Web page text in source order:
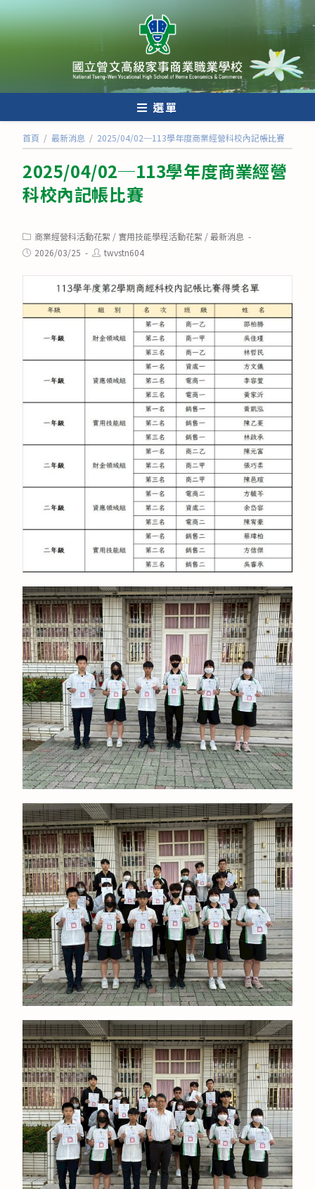
跳
轉
至
內
選單
首頁 / 最新消息 / 2025/04/02─113學年度商業經營科校內記帳比賽
2025/04/02─113學年度商業經營
科校內記帳比賽
Post
category:
商業經營科活動花絮 / 實用技能學程活動花絮 /最新消息
Post2026/03/25
Posttwvstn604